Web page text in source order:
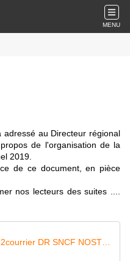
MENU
adressé au Directeur régional
de l'organisation de la
2019.
de ce document, en pièce
nos lecteurs des suites ....